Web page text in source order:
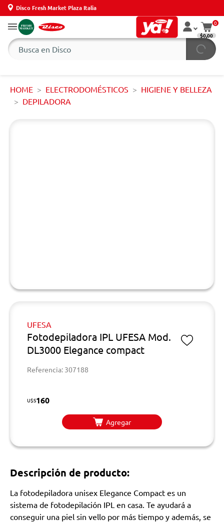
Disco Fresh Market Plaza Italia
0
$0,00
HOME ELECTRODOMÉSTICOS
HIGIENE Y BELLEZA
DEPILADORA
UFESA
Fotodepiladora IPL UFESA Mod.
DL3000 Elegance compact
Referencia: 307188
U$S160
Agregar
Descripción de producto:
La fotodepiladora unisex Elegance Compact es un
sistema de fotodepilación IPL en casa. Te ayudará a
conseguir una piel sin vello por más tiempo y además, se